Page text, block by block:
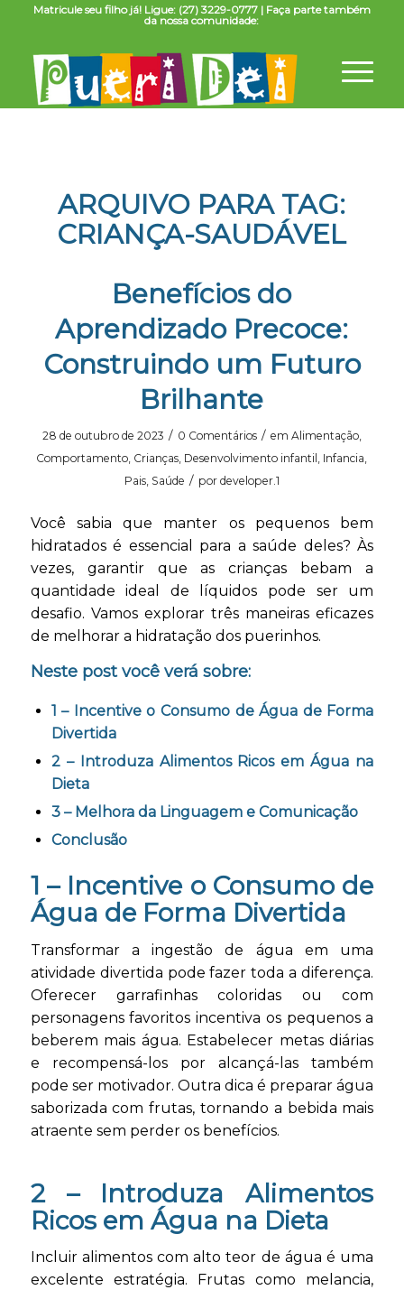
Matricule seu filho já! Ligue: (27) 3229-0777 | Faça parte também
da nossa comunidade:
ARQUIVO PARA TAG:
CRIANÇA-SAUDÁVEL
Benefícios do
Aprendizado Precoce:
Construindo um Futuro
Brilhante
28 de outubro de 2023 / 0 Comentários / em Alimentação,
Comportamento, Crianças, Desenvolvimento infantil , Infancia,
Pais, Saúde / por developer.1
Você sabia que manter os pequenos bem
hidratados é essencial para a saúde deles? Às
vezes, garantir que as crianças bebam a
quantidade ideal de líquidos pode ser um
desafio. Vamos explorar três maneiras eficazes
de melhorar a hidratação dos puerinhos.
Neste post você verá sobre:
1 – Incentive o Consumo de Água de Forma
Divertida
2 – Introduza Alimentos Ricos em Água na
Dieta
3 – Melhora da Linguagem e Comunicação
Conclusão
1 – Incentive o Consumo de
Água de Forma Divertida
Transformar a ingestão de água em uma
atividade divertida pode fazer toda a diferença.
Oferecer garrafinhas coloridas ou com
personagens favoritos incentiva os pequenos a
beberem mais água. Estabelecer metas diárias
e recompensá-los por alcançá-las também
pode ser motivador. Outra dica é preparar água
saborizada com frutas, tornando a bebida mais
atraente sem perder os benefícios.
2 – Introduza Alimentos
Ricos em Água na Dieta
Incluir alimentos com alto teor de água é uma
excelente estratégia. Frutas como melancia,